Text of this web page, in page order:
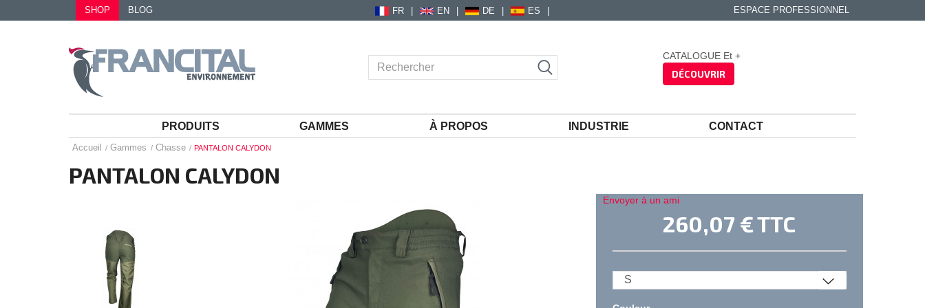
SHOP BLOG FR EN DE ES ESPACE PROFESSIONNEL
CATALOGUE Et +
DÉCOUVRIR
PRODUITS GAMMES À PROPOS INDUSTRIE CONTACT
Accueil Gammes Chasse PANTALON CALYDON
PANTALON CALYDON
Envoyer à un ami
260,07 €TTC